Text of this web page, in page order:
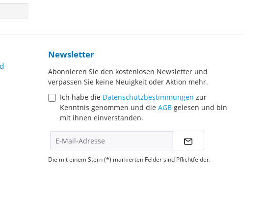
Newsletter
Abonnieren Sie den kostenlosen Newsletter und
verpassen Sie keine Neuigkeit oder Aktion mehr.
Ich habe die Datenschutzbestimmungen zur
Kenntnis genommen und die AGB gelesen und bin
mit ihnen einverstanden.
Die mit einem Stern (*) markierten Felder sind Pflichtfelder.